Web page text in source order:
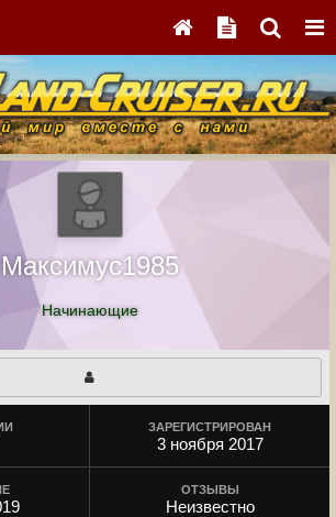
Максимус1985
Начинающие
ЗАРЕГИСТРИРОВАН
3 ноября 2017
ОТЗЫВЫ
Неизвестно